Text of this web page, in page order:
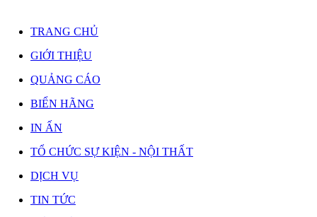
TRANG CHỦ
GIỚI THIỆU
QUẢNG CÁO
BIỂN HÃNG
IN ẤN
TỔ CHỨC SỰ KIỆN - NỘI THẤT
DỊCH VỤ
TIN TỨC